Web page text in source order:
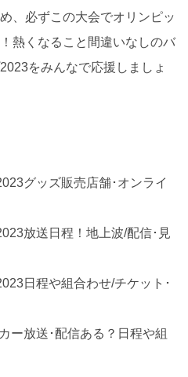
、必ずこの大会でオリンピッ
熱くなること間違いなしのバ
をみんなで応援しましょ
グッズ販売店舗･オンライ
放送日程！地上波/配信･見
日程や組合わせ/チケット･
ー放送･配信ある？日程や組